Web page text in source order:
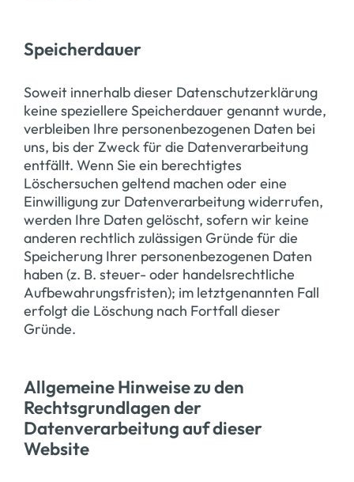
Speicherdauer
Soweit innerhalb dieser Datenschutzerklärung
keine speziellere Speicherdauer genannt wurde,
verbleiben Ihre personenbezogenen Daten bei
uns, bis der Zweck für die Datenverarbeitung
entfällt. Wenn Sie ein berechtigtes
Löschersuchen geltend machen oder eine
Einwilligung zur Datenverarbeitung widerrufen,
werden Ihre Daten gelöscht, sofern wir keine
anderen rechtlich zulässigen Gründe für die
Speicherung Ihrer personenbezogenen Daten
haben (z. B. steuer- oder handelsrechtliche
Aufbewahrungsfristen); im letztgenannten Fall
erfolgt die Löschung nach Fortfall dieser
Gründe.
Allgemeine Hinweise zu den
Rechtsgrundlagen der
Datenverarbeitung auf dieser
Website